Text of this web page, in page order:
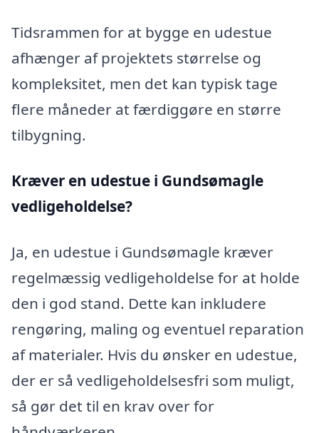
Tidsrammen for at bygge en udestue
afhænger af projektets størrelse og
kompleksitet, men det kan typisk tage
flere måneder at færdiggøre en større
tilbygning.
Kræver en udestue i Gundsømagle
vedligeholdelse?
Ja, en udestue i Gundsømagle kræver
regelmæssig vedligeholdelse for at holde
den i god stand. Dette kan inkludere
rengøring, maling og eventuel reparation
af materialer. Hvis du ønsker en udestue,
der er så vedligeholdelsesfri som muligt,
så gør det til en krav over for